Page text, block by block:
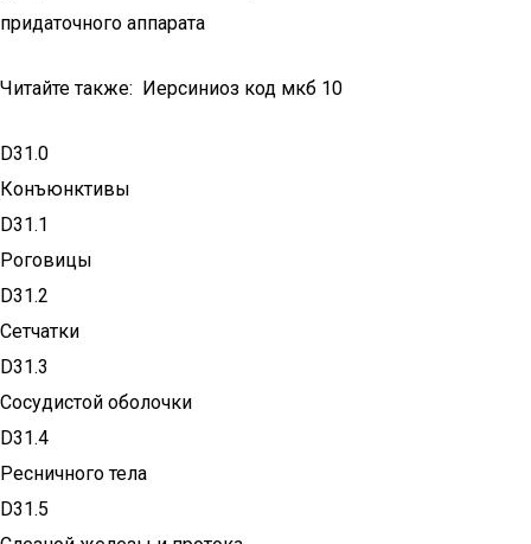
придаточного аппарата
Читайте также: Иерсиниоз код мкб 10
D31.0
Конъюнктивы
D31.1
Роговицы
D31.2
Сетчатки
D31.3
Сосудистой оболочки
D31.4
Ресничного тела
D31.5